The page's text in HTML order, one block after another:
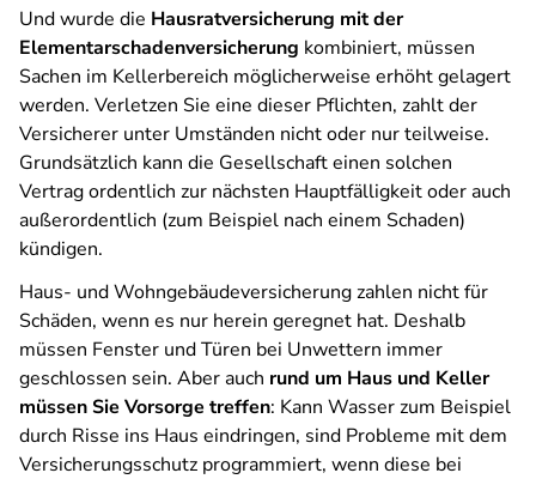
Und wurde die Hausratversicherung mit der
Elementarschadenversicherung kombiniert, müssen
Sachen im Kellerbereich möglicherweise erhöht gelagert
werden. Verletzen Sie eine dieser Pflichten, zahlt der
Versicherer unter Umständen nicht oder nur teilweise.
Grundsätzlich kann die Gesellschaft einen solchen
Vertrag ordentlich zur nächsten Hauptfälligkeit oder auch
außerordentlich (zum Beispiel nach einem Schaden)
kündigen.
Haus- und Wohngebäudeversicherung zahlen nicht für
Schäden, wenn es nur herein geregnet hat. Deshalb
müssen Fenster und Türen bei Unwettern immer
geschlossen sein. Aber auch rund um Haus und Keller
müssen Sie Vorsorge treffen: Kann Wasser zum Beispiel
durch Risse ins Haus eindringen, sind Probleme mit dem
Versicherungsschutz programmiert, wenn diese bei